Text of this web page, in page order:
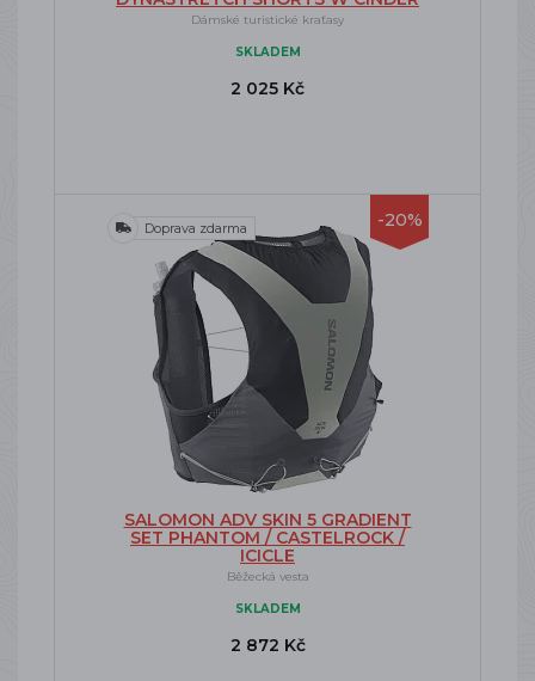
Dámské turistické kraťasy
SKLADEM
2 025 Kč
-20%
Doprava zdarma
SALOMON ADV SKIN 5 GRADIENT
SET PHANTOM / CASTELROCK /
ICICLE
Běžecká vesta
SKLADEM
2 872 Kč